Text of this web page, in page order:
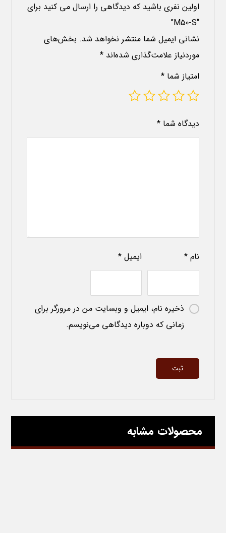
اولین نفری باشید که دیدگاهی را ارسال می کنید برای
“M50-S”
نشانی ایمیل شما منتشر نخواهد شد. بخش‌های
موردنیاز علامت‌گذاری شده‌اند*
امتیاز شما*
دیدگاه شما*
نام* ایمیل*
ذخیره نام، ایمیل و وبسایت من در مرورگر برای
زمانی که دوباره دیدگاهی می‌نویسم.
محصولات مشابه